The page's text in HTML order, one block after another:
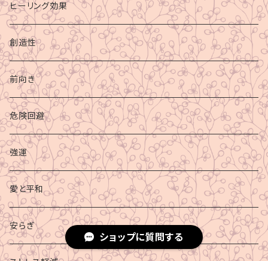
ヒーリング効果
創造性
前向き
危険回避
強運
愛と平和
安らぎ
ショップに質問する